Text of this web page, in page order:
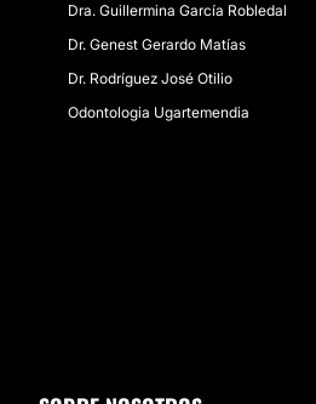
Dra. Guillermina García Robledal
Dr. Genest Gerardo Matías
Dr. Rodríguez José Otilio
Odontologia Ugartemendia